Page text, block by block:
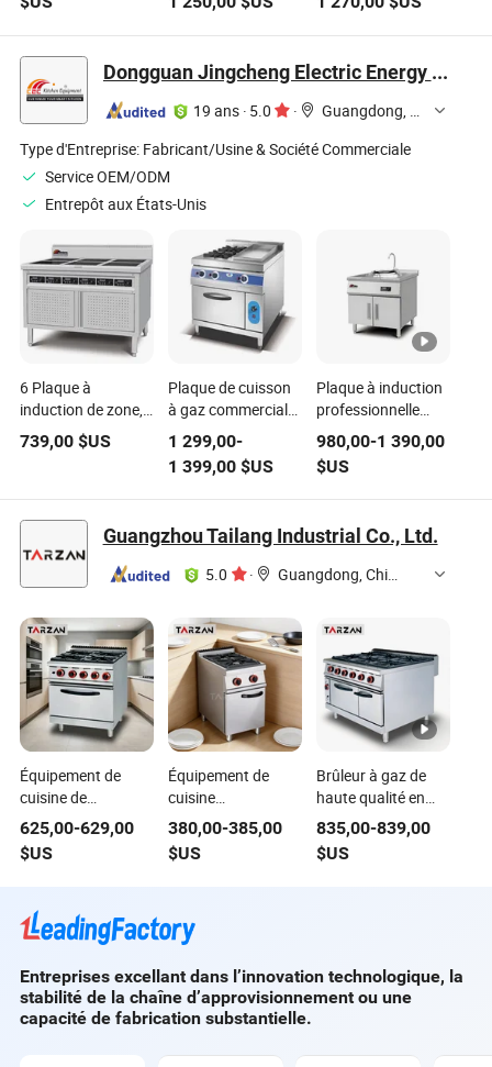
plaques carrées
chauffantes
carrées
commerciale avec 6
plaques
four
Dongguan Jingcheng Electric Energy Equipment Co., Ltd
19 ans · 5.0 ·
Guangdong, China
Type d'Entreprise: Fabricant/Usine & Société Commerciale
Service OEM/ODM
Entrepôt aux États-Unis
6 Plaque à
induction de zone,
380V Cuisinière à
induction
Zones de cuisson
indépendantes,
Plage électrique en
acier inoxydable
robuste pour
739,00 $US
Plaque de cuisson
à gaz commerciale
autonome avec
four et grill en gros
sur mesure
1 299,00-
1 399,00$US
Plaque à induction
professionnelle
électrique
commerciale pour
cuisine de
restaurant chinois
980,00-1 390,00
$US
Guangzhou Tailang Industrial Co., Ltd.
5.0 · Guangdong, China
Équipement de
cuisine de
restaurant
commercial 4
Brûleurs cuisinière
625,00-629,00
$US
Équipement de
cuisine
commerciale
Interrupteur
indépendant 2-
380,00-385,00
$US
Brûleur à gaz de
haute qualité en
vente chaude 6
avec four pour
usage commercial
835,00-839,00
$US
Entreprises excellant dans l’innovation technologique, la
stabilité de la chaîne d’approvisionnement ou une
capacité de fabrication substantielle.